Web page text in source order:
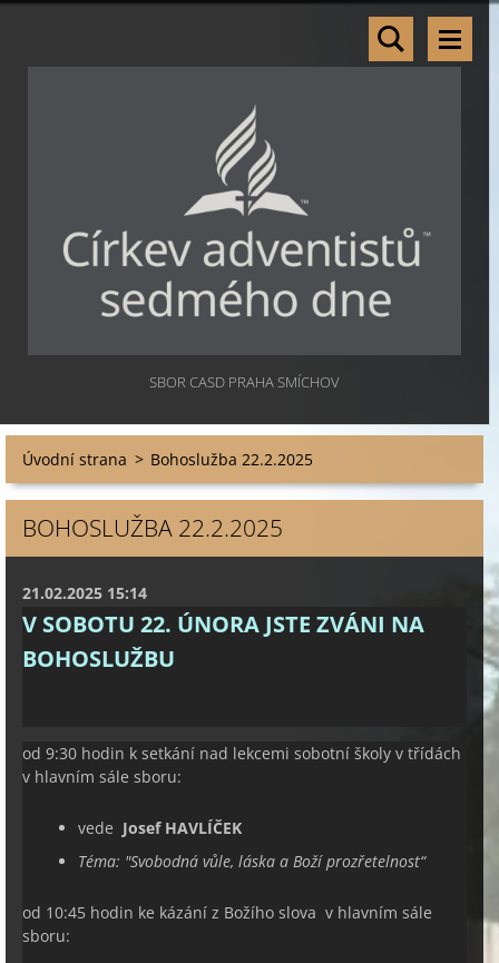
SBOR CASD PRAHA SMÍCHOV
Úvodní strana > Bohoslužba 22.2.2025
BOHOSLUŽBA 22.2.2025
21.02.2025 15:14
V SOBOTU 22. ÚNORA JSTE ZVÁNI NA
BOHOSLUŽBU
od 9:30 hodin k setkání nad lekcemi sobotní školy v třídách
v hlavním sále sboru:
vede Josef HAVLÍČEK
Téma: "Svobodná vůle, láska a Boží prozřetelnost“
od 10:45 hodin ke kázání z Božího slova v hlavním sále
sboru: